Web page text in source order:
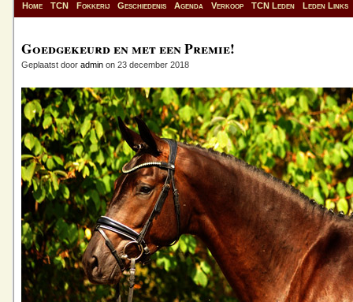
Home TCN Fokkerij Geschiedenis Agenda Verkoop TCN Leden Leden Links
Goedgekeurd en met een Premie!
Geplaatst door admin on 23 december 2018